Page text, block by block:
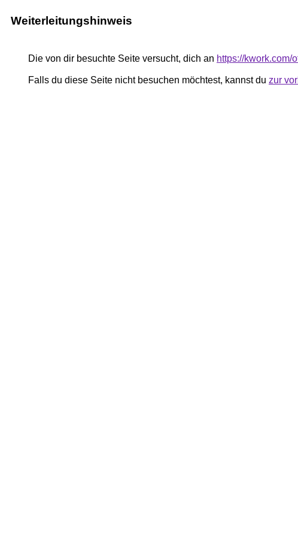
Weiterleitungshinweis
Die von dir besuchte Seite versucht, dich an https://kwork.com/
Falls du diese Seite nicht besuchen möchtest, kannst du zur